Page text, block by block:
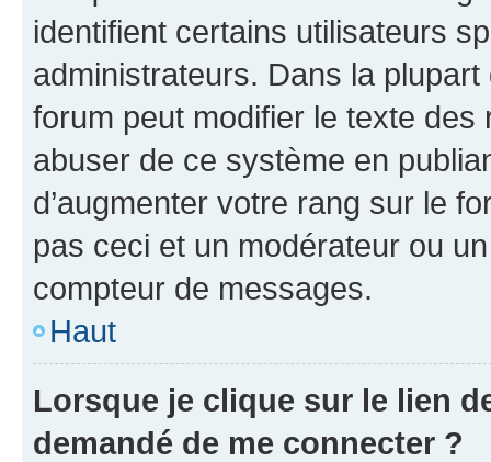
identifient certains utilisateurs
administrateurs. Dans la
forum peut modifier le texte
abuser de ce système en
d’augmenter votre rang sur le
pas ceci et un modérateur ou
compteur de messages.
Haut
Lorsque je clique sur le lien
demandé de me connecter ?